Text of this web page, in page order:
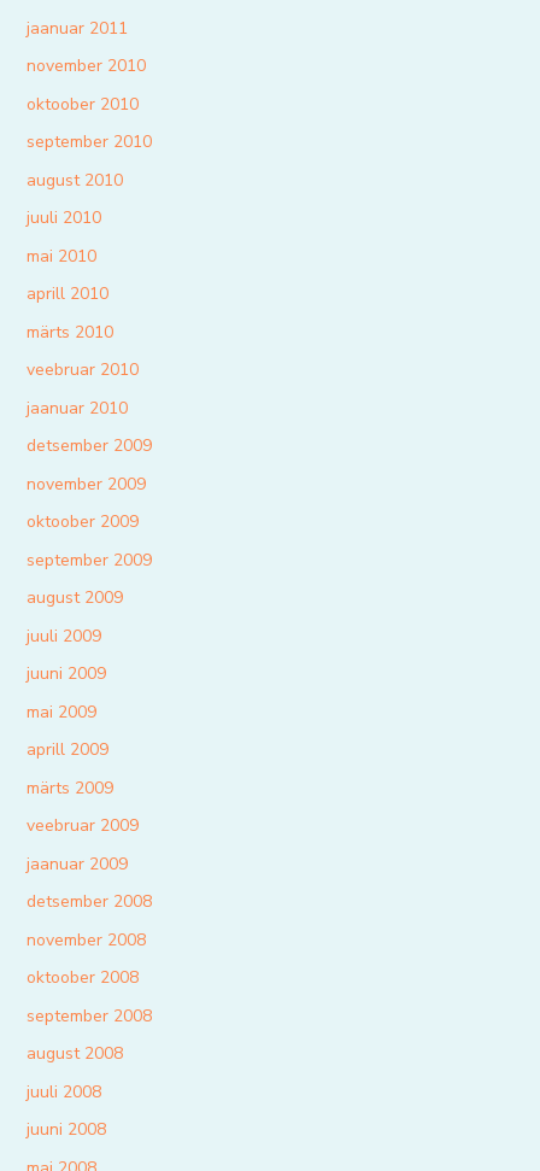
jaanuar 2011
november 2010
oktoober 2010
september 2010
august 2010
juuli 2010
mai 2010
aprill 2010
märts 2010
veebruar 2010
jaanuar 2010
detsember 2009
november 2009
oktoober 2009
september 2009
august 2009
juuli 2009
juuni 2009
mai 2009
aprill 2009
märts 2009
veebruar 2009
jaanuar 2009
detsember 2008
november 2008
oktoober 2008
september 2008
august 2008
juuli 2008
juuni 2008